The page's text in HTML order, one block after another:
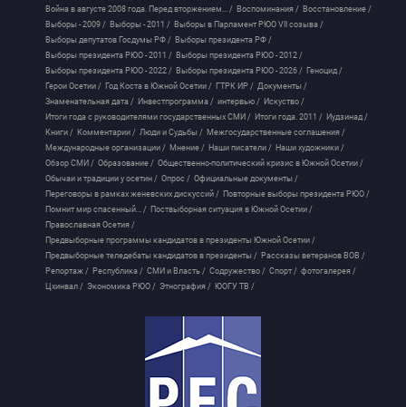
Война в августе 2008 года. Перед вторжением... / Воспоминания / Восстановление /
Выборы - 2009 / Выборы - 2011 / Выборы в Парламент РЮО VII созыва /
Выборы депутатов Госдумы РФ / Выборы президента РФ /
Выборы президента РЮО - 2011 / Выборы президента РЮО - 2012 /
Выборы президента РЮО - 2022 / Выборы президента РЮО - 2026 / Геноцид /
Герои Осетии / Год Коста в Южной Осетии / ГТРК ИР / Документы /
Знаменательная дата / Инвестпрограмма / интервью / Искуство /
Итоги года с руководителями государственных СМИ / Итоги года. 2011 / Иудзинад /
Книги / Комментарии / Люди и Судьбы / Межгосударственные соглашения /
Международные организации / Мнение / Наши писатели / Наши художники /
Обзор СМИ / Образование / Общественно-политический кризис в Южной Осетии /
Обычаи и традиции у осетин / Опрос / Официальные документы /
Переговоры в рамках женевских дискуссий / Повторные выборы президента РЮО /
Помнит мир спасенный... / Поствыборная ситуация в Южной Осетии /
Православная Осетия /
Предвыборные программы кандидатов в президенты Южной Осетии /
Предвыборные теледебаты кандидатов в президенты / Рассказы ветеранов ВОВ /
Репортаж / Республика / СМИ и Власть / Содружество / Спорт / фотогалерея /
Цхинвал / Экономика РЮО / Этнография / ЮОГУ ТВ /